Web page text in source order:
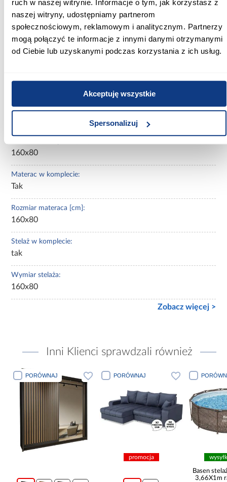
ruch w naszej witrynie. Informacje o tym, jak korzystasz z
naszej witryny, udostępniamy partnerom
społecznościowym, reklamowym i analitycznym. Partnerzy
mogą połączyć te informacje z innymi danymi otrzymanymi
od Ciebie lub uzyskanymi podczas korzystania z ich usług.
Akceptuję wszystkie
Spersonalizuj
Głębokość [cm]:
78.00
Wysokość [cm]:
63.00
Długość pow. spania [cm]:
160x80
Materac w komplecie:
Tak
Rozmiar materaca [cm]:
160x80
Stelaż w komplecie:
tak
Wymiar stelaża:
160x80
Zobacz więcej >
Inni Klienci sprawdzali również
PORÓWNAJ PORÓWNAJ
promocja
Basen
3,66X1m